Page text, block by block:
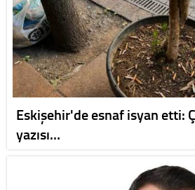
Eskişehir'de esnaf isyan etti:
yazısı…